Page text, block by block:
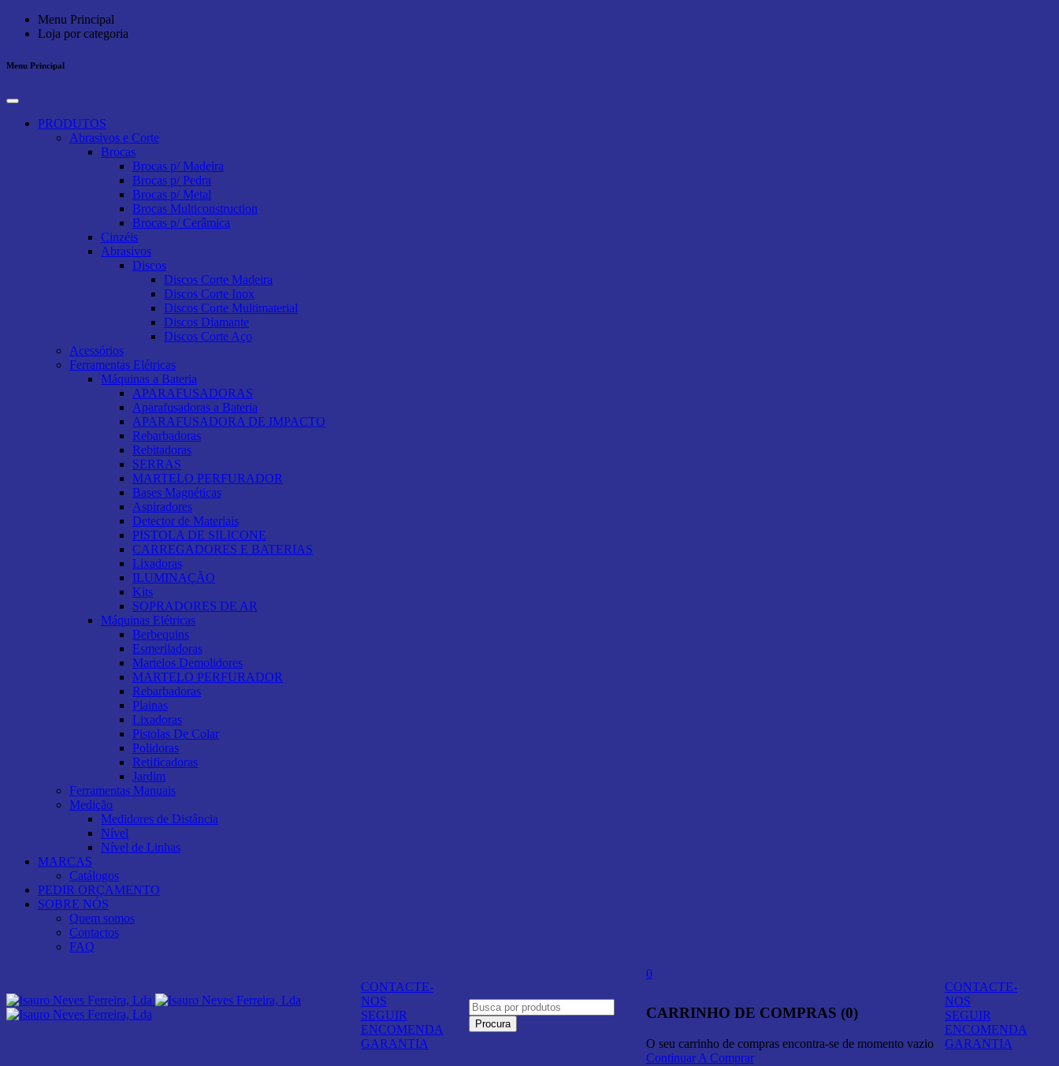
Menu Principal
Loja por categoria
Menu Principal
PRODUTOS
Abrasivos e Corte
Brocas
Brocas p/ Madeira
Brocas p/ Pedra
Brocas p/ Metal
Brocas Multiconstruction
Brocas p/ Cerâmica
Cinzéis
Abrasivos
Discos
Discos Corte Madeira
Discos Corte Inox
Discos Corte Multimaterial
Discos Diamante
Discos Corte Aço
Acessórios
Ferramentas Elétricas
Máquinas a Bateria
APARAFUSADORAS
Aparafusadoras a Bateria
APARAFUSADORA DE IMPACTO
Rebarbadoras
Rebitadoras
SERRAS
MARTELO PERFURADOR
Bases Magnéticas
Aspiradores
Detector de Materiais
PISTOLA DE SILICONE
CARREGADORES E BATERIAS
Lixadoras
ILUMINAÇÃO
Kits
SOPRADORES DE AR
Máquinas Elétricas
Berbequins
Esmeriladoras
Martelos Demolidores
MARTELO PERFURADOR
Rebarbadoras
Plainas
Lixadoras
Pistolas De Colar
Polidoras
Retificadoras
Jardim
Ferramentas Manuais
Medição
Medidores de Distância
Nível
Nível de Linhas
MARCAS
Catálogos
PEDIR ORÇAMENTO
SOBRE NÓS
Quem somos
Contactos
FAQ
CONTACTE-
NOS
SEGUIR
ENCOMENDA
GARANTIA
0
CARRINHO DE COMPRAS (0)
O seu carrinho de compras encontra-se de momento vazio
Continuar A Comprar
CONTACTE-
NOS
SEGUIR
ENCOMENDA
GARANTIA